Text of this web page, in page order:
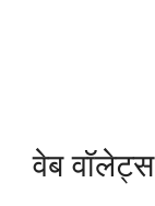
वेब वॉलेट्स